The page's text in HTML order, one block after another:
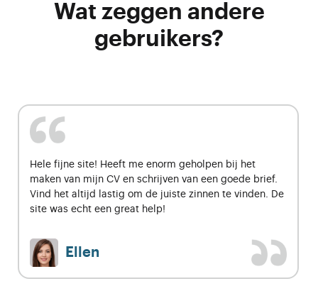
Wat zeggen andere
gebruikers?
Hele fijne site! Heeft me enorm geholpen bij het
maken van mijn CV en schrijven van een goede brief.
Vind het altijd lastig om de juiste zinnen te vinden. De
site was echt een great help!
Ellen